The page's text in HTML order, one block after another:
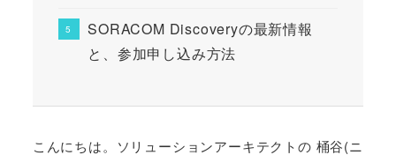
SORACOM Discoveryの最新情報
と、参加申し込み方法
こんにちは。ソリューションアーキテクトの 桶谷(ニ